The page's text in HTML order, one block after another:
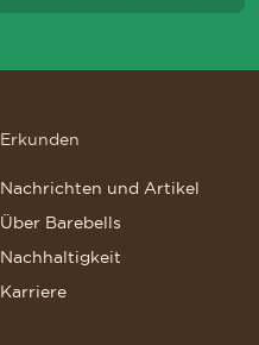
Erkunden
Nachrichten und Artikel
Über Barebells
Nachhaltigkeit
Karriere